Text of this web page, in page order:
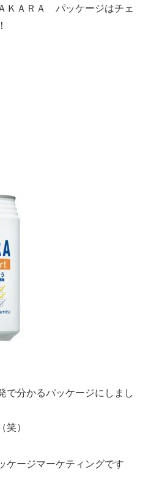
ＫＡＲＡ パッケージはチェ
で分かるパッケージにしまし
）
ケージマーケティングです